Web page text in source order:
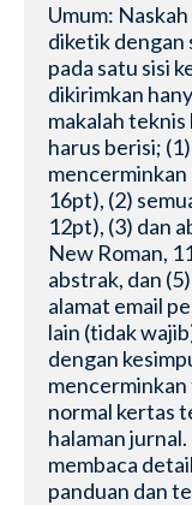
Umum:
diketik dengan
pada satu sisi
dikirimkan
makalah
harus berisi;
mencerminkan
16pt), (2)
12pt), (3) dan
New Roman,
abstrak, dan
alamat email
lain (tidak
dengan
mencerminkan
normal kertas
halaman
membaca
panduan dan